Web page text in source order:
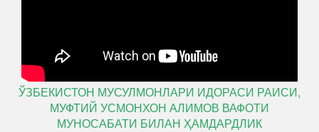
ЎЗБЕКИСТОН МУСУЛМОНЛАРИ ИДОРАСИ РАИСИ,
МУФТИЙ УСМОНХОН АЛИМОВ ВАФОТИ
МУНОСАБАТИ БИЛАН ҲАМДАРДЛИК